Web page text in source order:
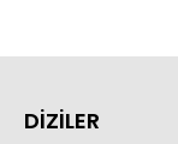
DİZİLER